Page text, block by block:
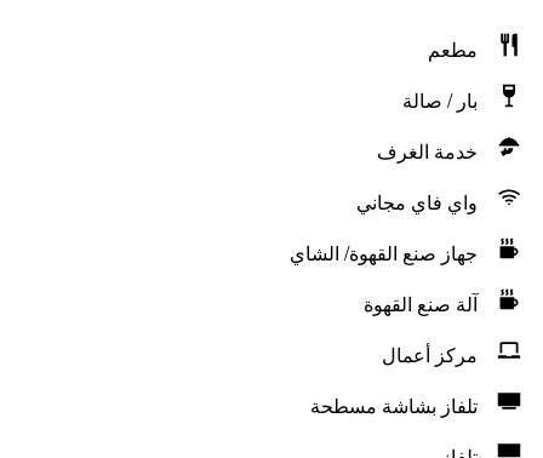
مطعم
بار / صالة
خدمة الغرف
واي فاي مجاني
جهاز صنع القهوة/ الشاي
آلة صنع القهوة
مركز أعمال
تلفاز بشاشة مسطحة